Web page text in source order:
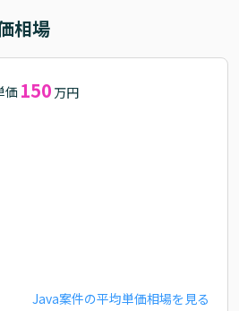
相場
価 150 万円
Java案件の平均単価相場を見る